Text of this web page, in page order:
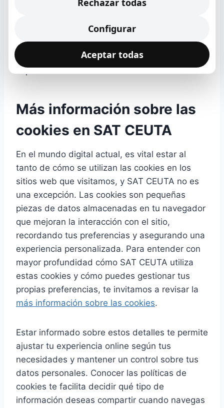
Considera siempre las particularidades del
energética y el rendimiento de tu
electrodoméstico. Con pequeños ajustes,
puedes mejorar significativamente la
experiencia de secado.
Más información sobre las
cookies en SAT CEUTA
En el mundo digital actual, es vital estar al
tanto de cómo se utilizan las cookies en los
sitios web que visitamos, y SAT CEUTA no es
una excepción. Las cookies son pequeñas
piezas de datos almacenadas en tu navegador
que mejoran la interacción con el sitio,
recordando tus preferencias y asegurando una
experiencia personalizada. Para entender con
mayor profundidad cómo SAT CEUTA utiliza
estas cookies y cómo puedes gestionar tus
propias preferencias, te invitamos a revisar la
más información sobre las cookies.
Estar informado sobre estos detalles te permite
ajustar tu experiencia online según tus
necesidades y mantener un control sobre tus
datos personales. Conocer las políticas de
cookies te facilita decidir qué tipo de
información deseas compartir cuando navegas
Rechazar todas
Configurar
Aceptar todas